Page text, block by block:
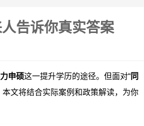
告诉你真实答案
申硕这一提升学历的途径。但面对“同
文将结合实际案例和政策解读，为你